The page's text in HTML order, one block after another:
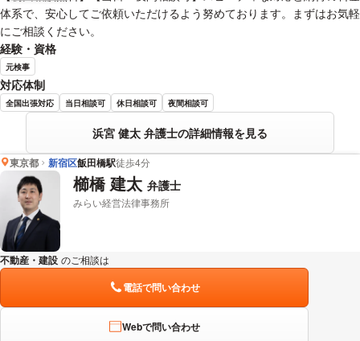
体系で、安心してご依頼いただけるよう努めております。まずはお気軽
にご相談ください。
経験・資格
元検事
対応体制
全国出張対応 当日相談可 休日相談可 夜間相談可
浜宮 健太 弁護士の詳細情報を見る
東京都 新宿区飯田橋駅徒歩4分
櫛橋 建太 弁護士
みらい経営法律事務所
不動産・建設 のご相談は
電話で問い合わせ
Webで問い合わせ